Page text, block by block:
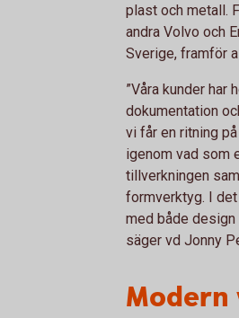
plast och metall.
andra Volvo och
Sverige, framför
”Våra kunder har
dokumentation
vi får en ritning
igenom vad som
tillverkningen
formverktyg. I
med både design
säger vd Jonny